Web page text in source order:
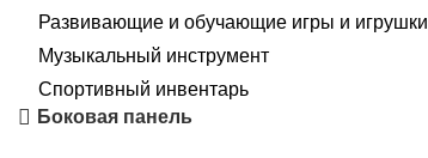
Развивающие и обучающие игры и игрушки
Музыкальный инструмент
Спортивный инвентарь
Боковая панель